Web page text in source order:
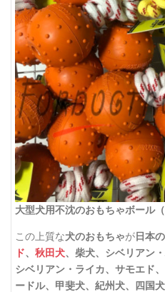
大型犬用不沈のおもちゃボール（
この上質な犬のおもちゃが日本
ド、 秋田犬、柴犬、シベリアン
シベリアン・ライカ、サモエド
ードル、甲斐犬、紀州犬、四国